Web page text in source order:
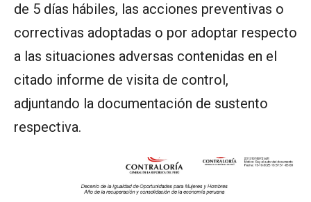
de 5 días hábiles, las acciones preventivas o
correctivas adoptadas o por adoptar respecto
a las situaciones adversas contenidas en el
citado informe de visita de control,
adjuntando la documentación de sustento
respectiva.